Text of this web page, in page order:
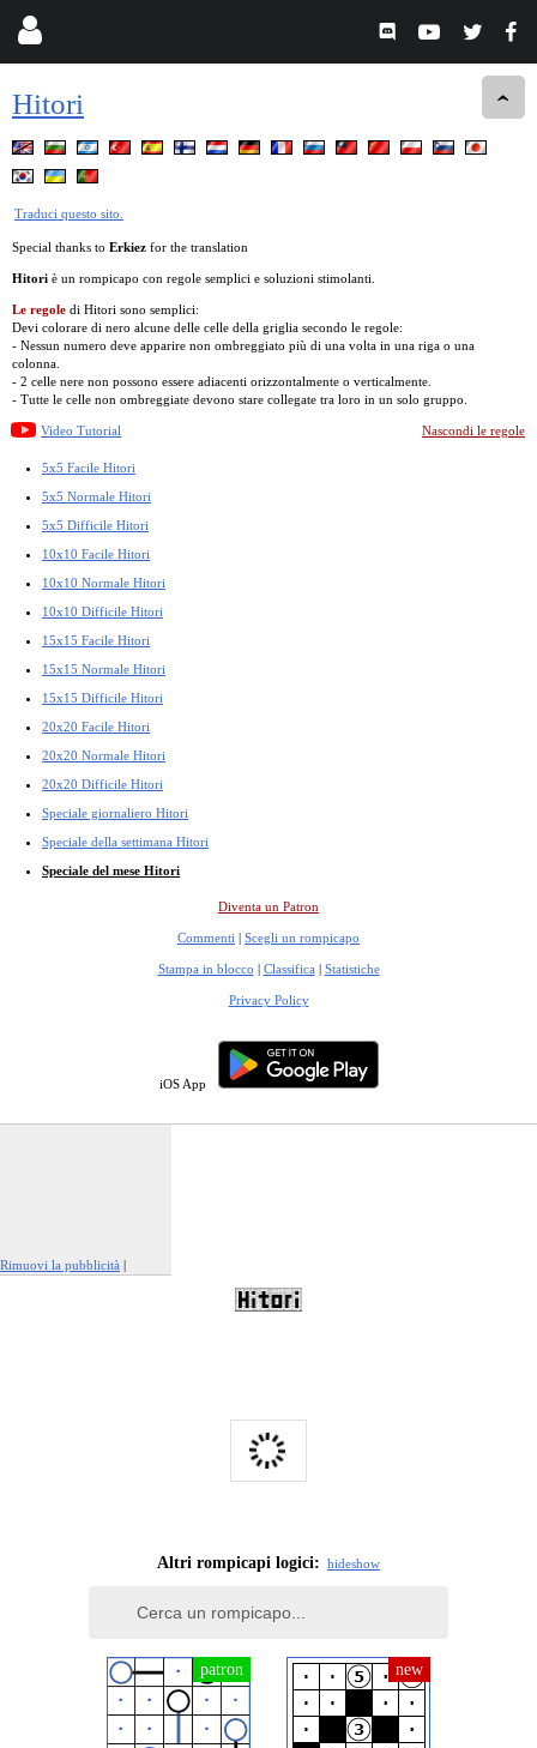
Hitori
Traduci questo sito.
Special thanks to Erkiez for the translation
Hitori è un rompicapo con regole semplici e soluzioni stimolanti.
Le regole di Hitori sono semplici:
Devi colorare di nero alcune delle celle della griglia secondo le regole:
- Nessun numero deve apparire non ombreggiato più di una volta in una riga o una
colonna.
- 2 celle nere non possono essere adiacenti orizzontalmente o verticalmente.
- Tutte le celle non ombreggiate devono stare collegate tra loro in un solo gruppo.
Video Tutorial Nascondi le regole
5x5 Facile Hitori
5x5 Normale Hitori
5x5 Difficile Hitori
10x10 Facile Hitori
10x10 Normale Hitori
10x10 Difficile Hitori
15x15 Facile Hitori
15x15 Normale Hitori
15x15 Difficile Hitori
20x20 Facile Hitori
20x20 Normale Hitori
20x20 Difficile Hitori
Speciale giornaliero Hitori
Speciale della settimana Hitori
Speciale del mese Hitori
Diventa un Patron
Commenti | Scegli un rompicapo
Stampa in blocco | Classifica | Statistiche
Privacy Policy
iOS App
Rimuovi la pubblicità |
Altri rompicapi logici: hideshow